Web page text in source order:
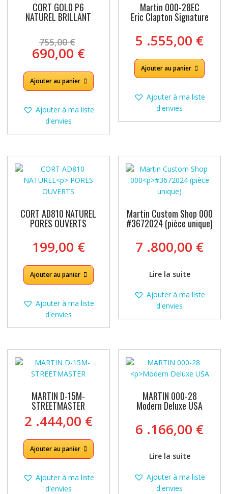
CORT GOLD P6
NATUREL BRILLANT
755,00€ prix
initial
était :
755,00 €.
690,00 €Le
prix
actuel
est :
690,00 €.
Ajouter au panier
Ajouter à ma liste
d'envies
Martin 000-28EC
Eric Clapton Signature
5 .555,00 €
Ajouter au panier
Ajouter à ma liste
d'envies
CORT AD810 NATUREL
PORES OUVERTS
199,00 €
Ajouter au panier
Ajouter à ma liste
d'envies
Martin Custom Shop 000
#3672024 (pièce unique)
7 .800,00 €
Lire la suite
Ajouter à ma liste
d'envies
MARTIN D-15M-
STREETMASTER
2 .444,00 €
Ajouter au panier
Ajouter à ma liste
d'envies
MARTIN 000-28
Modern Deluxe USA
6 .166,00 €
Lire la suite
Ajouter à ma liste
d'envies